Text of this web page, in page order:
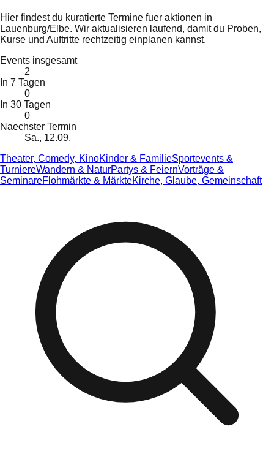
Hier findest du kuratierte Termine fuer aktionen in
Lauenburg/Elbe. Wir aktualisieren laufend, damit du Proben,
Kurse und Auftritte rechtzeitig einplanen kannst.
Events insgesamt
2
In 7 Tagen
0
In 30 Tagen
0
Naechster Termin
Sa., 12.09.
Theater, Comedy, KinoKinder & FamilieSportevents &
TurniereWandern & NaturPartys & FeiernVorträge &
SeminareFlohmärkte & MärkteKirche, Glaube, Gemeinschaft